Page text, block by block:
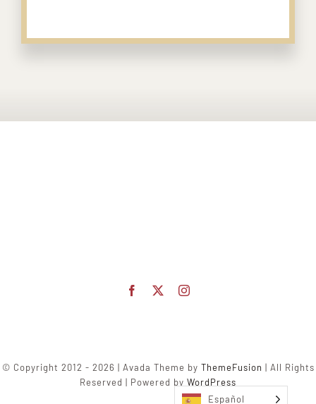
© Copyright 2012 - 2026 | Avada Theme by ThemeFusion | All Rights
Reserved | Powered by WordPress
Español